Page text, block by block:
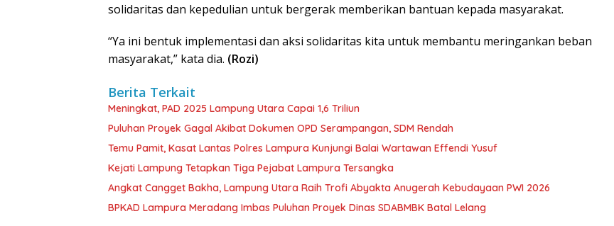
solidaritas dan kepedulian untuk bergerak memberikan bantuan kepada masyarakat.
“Ya ini bentuk implementasi dan aksi solidaritas kita untuk membantu meringankan beban
masyarakat,” kata dia. (Rozi)
Berita Terkait
Meningkat, PAD 2025 Lampung Utara Capai 1,6 Triliun
Puluhan Proyek Gagal Akibat Dokumen OPD Serampangan, SDM Rendah
Temu Pamit, Kasat Lantas Polres Lampura Kunjungi Balai Wartawan Effendi Yusuf
Kejati Lampung Tetapkan Tiga Pejabat Lampura Tersangka
Angkat Cangget Bakha, Lampung Utara Raih Trofi Abyakta Anugerah Kebudayaan PWI 2026
BPKAD Lampura Meradang Imbas Puluhan Proyek Dinas SDABMBK Batal Lelang